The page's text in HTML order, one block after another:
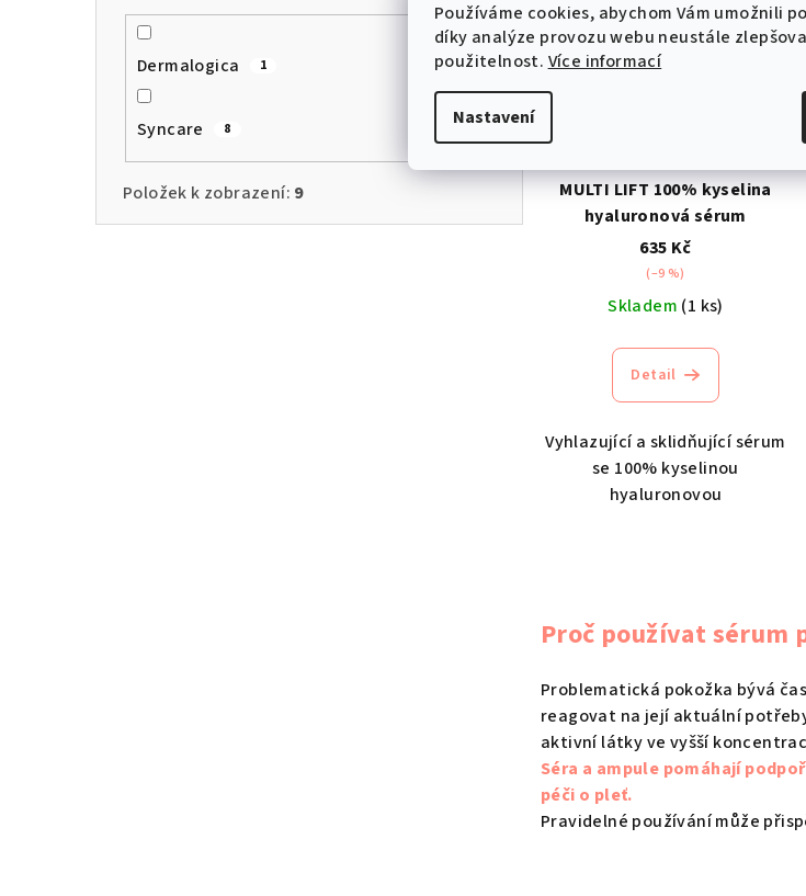
Používáme cookies, abychom Vám umožnili
díky analýze provozu webu neustále
použitelnost. Více informací
Nastavení
Dermalogica 1
Syncare 8
Položek k zobrazení: 9
MULTI LIFT 100% kyselina
hyaluronová sérum
635 Kč
(–9 %)
Skladem (1 ks)
Detail
Vyhlazující a sklidňující sérum
se 100% kyselinou
hyaluronovou
Proč používat sérum
Problematická pokožka bývá
reagovat na její aktuální
aktivní látky ve vyšší
Séra a ampule pomáhají
péči o pleť.
Pravidelné používání může